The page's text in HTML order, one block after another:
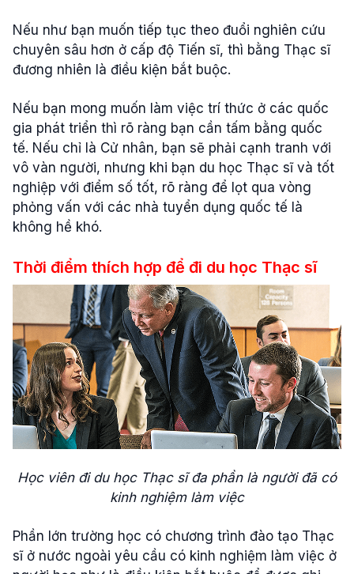
Nếu như bạn muốn tiếp tục theo đuổi nghiên cứu
chuyên sâu hơn ở cấp độ Tiến sĩ, thì bằng Thạc sĩ
đương nhiên là điều kiện bắt buộc.
Nếu bạn mong muốn làm việc trí thức ở các quốc
gia phát triển thì rõ ràng bạn cần tấm bằng quốc
tế. Nếu chỉ là Cử nhân, bạn sẽ phải cạnh tranh với
vô vàn người, nhưng khi bạn du học Thạc sĩ và tốt
nghiệp với điểm số tốt, rõ ràng để lọt qua vòng
phỏng vấn với các nhà tuyển dụng quốc tế là
không hề khó.
Thời điểm thích hợp để đi du học Thạc sĩ
Học viên đi du học Thạc sĩ đa phần là người đã có
kinh nghiệm làm việc
Phần lớn trường học có chương trình đào tạo Thạc
sĩ ở nước ngoài yêu cầu có kinh nghiệm làm việc ở